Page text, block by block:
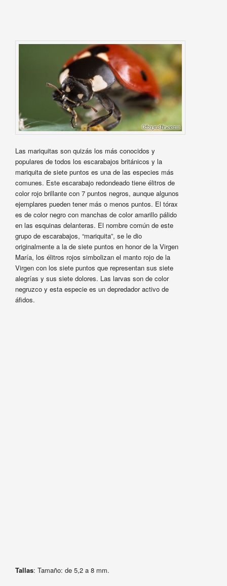
Las mariquitas son quizás los más conocidos y
populares de todos los escarabajos británicos y la
mariquita de siete puntos es una de las especies más
comunes. Este escarabajo redondeado tiene élitros de
color rojo brillante con 7 puntos negros, aunque algunos
ejemplares pueden tener más o menos puntos. El tórax
es de color negro con manchas de color amarillo pálido
en las esquinas delanteras. El nombre común de este
grupo de escarabajos, “mariquita”, se le dio
originalmente a la de siete puntos en honor de la Virgen
María, los élitros rojos simbolizan el manto rojo de la
Virgen con los siete puntos que representan sus siete
alegrías y sus siete dolores. Las larvas son de color
negruzco y esta especie es un depredador activo de
áfidos.
Tallas: Tamaño: de 5,2 a 8 mm.